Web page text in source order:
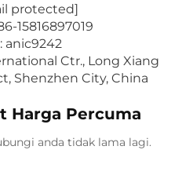
protected]
15816897019
anic9242
Ctr., Long Xiang
Shenzhen City, China
Harga Percuma
anda tidak lama lagi.